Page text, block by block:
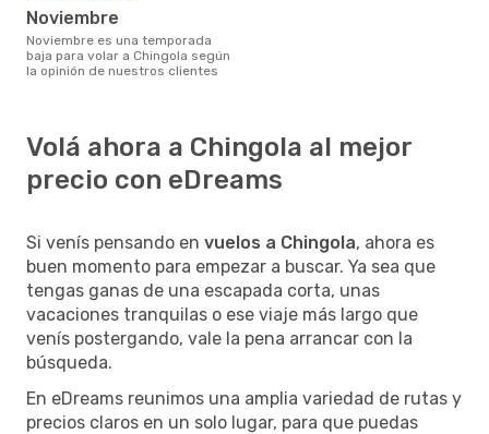
noviembre
noviembre es una temporada
baja para volar a Chingola según
la opinión de nuestros clientes
Volá ahora a Chingola al mejor
precio con eDreams
Si venís pensando en vuelos a Chingola, ahora es
buen momento para empezar a buscar. Ya sea que
tengas ganas de una escapada corta, unas
vacaciones tranquilas o ese viaje más largo que
venís postergando, vale la pena arrancar con la
búsqueda.
En eDreams reunimos una amplia variedad de rutas y
precios claros en un solo lugar, para que puedas